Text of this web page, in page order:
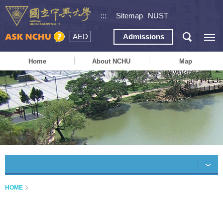
::: Sitemap NUST
AED Admissions
Home About NCHU Map
HOME